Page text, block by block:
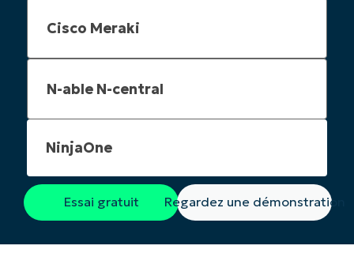
NinjaOne
Essai gratuit Regardez une démonstration